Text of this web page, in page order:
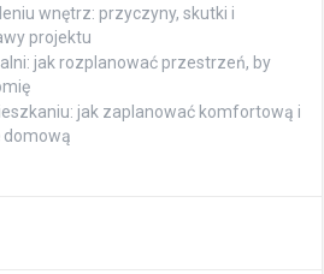
wnętrz: przyczyny, skutki i
projektu
jak rozplanować przestrzeń, by
jak zaplanować komfortową i
domową